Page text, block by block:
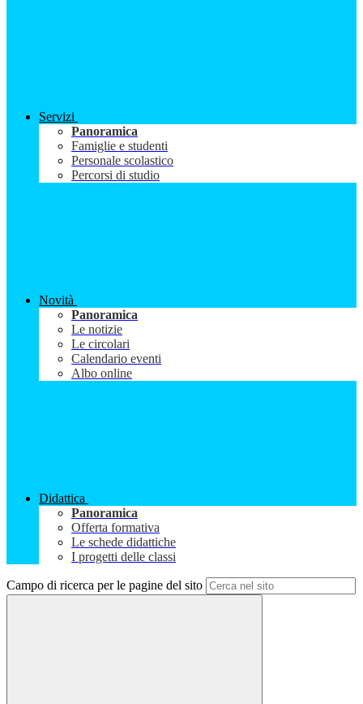
Servizi
Panoramica
Famiglie e studenti
Personale scolastico
Percorsi di studio
Novità
Panoramica
Le notizie
Le circolari
Calendario eventi
Albo online
Didattica
Panoramica
Offerta formativa
Le schede didattiche
I progetti delle classi
Campo di ricerca per le pagine del sito